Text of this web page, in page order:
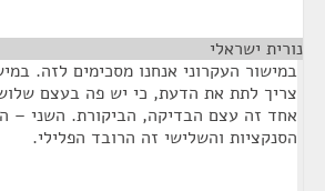
נורית ישראלי
במישור העקרוני אנחנו מסכימים לזה.
צריך לתת את הדעת, כי יש פה בעצם
אחד זה עצם הבדיקה, הביקורת. השני –
הסנקציות והשלישי זה הרובד הפלילי.